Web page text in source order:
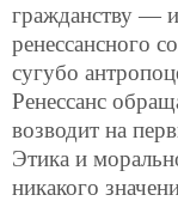
гражданству —
ренессансного
сугубо
Ренессанс
возводит на
Этика и
никакого